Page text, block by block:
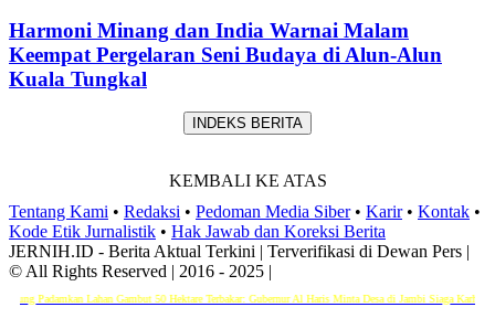
Harmoni Minang dan India Warnai Malam
Keempat Pergelaran Seni Budaya di Alun-Alun
Kuala Tungkal
INDEKS BERITA
KEMBALI KE ATAS
Tentang Kami • Redaksi • Pedoman Media Siber• Karir• Kontak •
Kode Etik Jurnalistik • Hak Jawab dan Koreksi Berita
JERNIH.ID - Berita Aktual Terkini | Terverifikasi di Dewan Pers |
© All Rights Reserved | 2016 - 2025 |
Lahan Gambut 50 Hektare Terbakar: Gubernur Al Haris Minta Desa di Jambi Siaga KarhutlaGubernur Al